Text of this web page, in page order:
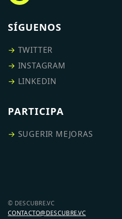
SÍGUENOS
→ TWITTER
→ INSTAGRAM
→ LINKEDIN
PARTICIPA
→ SUGERIR MEJORAS
© DESCUBRE.VC
CONTACTO@DESCUBRE.VC